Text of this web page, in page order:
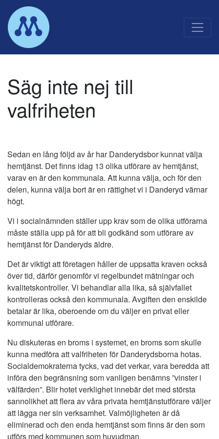
Main Navigation
Säg inte nej till
valfriheten
Sedan en lång följd av år har Danderydsbor kunnat välja
hemtjänst. Det finns idag 13 olika utförare av hemtjänst,
varav en är den kommunala. Att kunna välja, och för den
delen, kunna välja bort är en rättighet vi i Danderyd värnar
högt.
Vi i socialnämnden ställer upp krav som de olika utförarna
måste ställa upp på för att bli godkänd som utförare av
hemtjänst för Danderyds äldre.
Det är viktigt att företagen håller de uppsatta kraven också
över tid, därför genomför vi regelbundet mätningar och
kvalitetskontroller. Vi behandlar alla lika, så självfallet
kontrolleras också den kommunala. Avgiften den enskilde
betalar är lika, oberoende om du väljer en privat eller
kommunal utförare.
Nu diskuteras en broms i systemet, en broms som skulle
kunna medföra att valfriheten för Danderydsborna hotas.
Socialdemokraterna tycks, vad det verkar, vara beredda att
införa den begränsning som vanligen benämns ”vinster i
välfärden”. Blir hotet verklighet innebär det med största
sannolikhet att flera av våra privata hemtjänstutförare väljer
att lägga ner sin verksamhet. Valmöjligheten är då
eliminerad och den enda hemtjänst som finns är den som
utförs med kommunen som huvudman.